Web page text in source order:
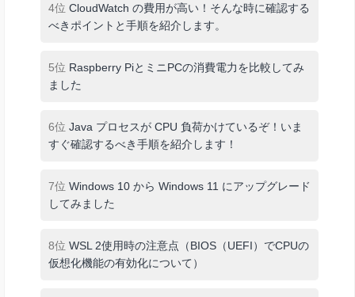
4位 CloudWatch の費用が高い！そんな時に確認する
べきポイントと手順を紹介します。
5位 Raspberry PiとミニPCの消費電力を比較してみ
ました
6位 Java プロセスが CPU 負荷かけているぞ！いま
すぐ確認するべき手順を紹介します！
7位 Windows 10 から Windows 11 にアップグレード
してみました
8位 WSL 2使用時の注意点（BIOS（UEFI）でCPUの
仮想化機能の有効化について）